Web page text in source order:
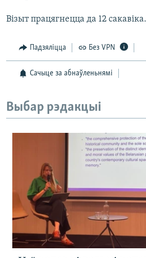
Візыт працягнецца да 12 сакавіка.
Падзяліцца Без VPN
Сачыце за абнаўленьнямі
Выбар рэдакцыі